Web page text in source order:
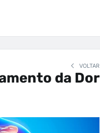
VOLTAR
da Dor